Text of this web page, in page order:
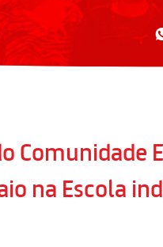
na Escola